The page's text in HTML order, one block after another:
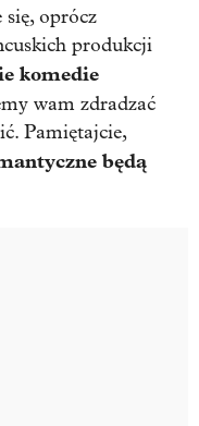
się, oprócz
produkcji
komedie
wam zdradzać
Pamiętajcie,
będą